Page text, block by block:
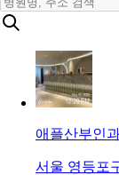
애플산부인
서울 영등포